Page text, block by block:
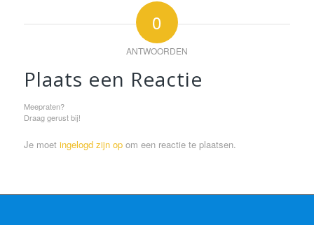
0
ANTWOORDEN
Plaats een Reactie
Meepraten?
Draag gerust bij!
Je moet ingelogd zijn opom een reactie te plaatsen.